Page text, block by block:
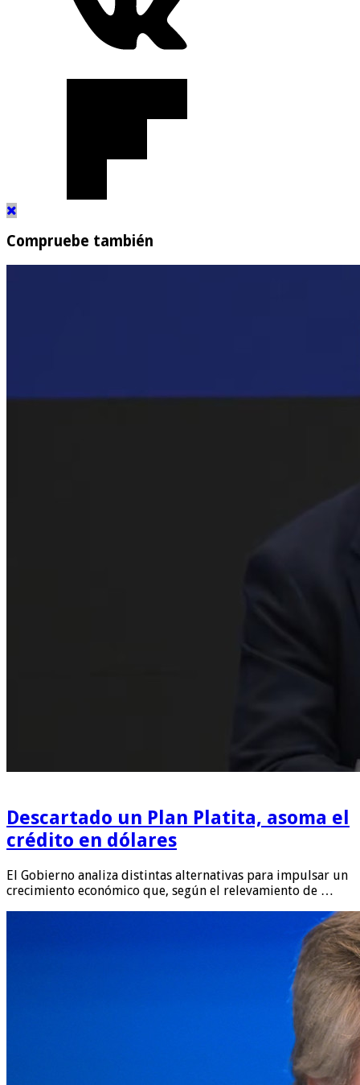
Compruebe también
Descartado un Plan Platita, asoma el
crédito en dólares
El Gobierno analiza distintas alternativas para impulsar un
crecimiento económico que, según el relevamiento de …